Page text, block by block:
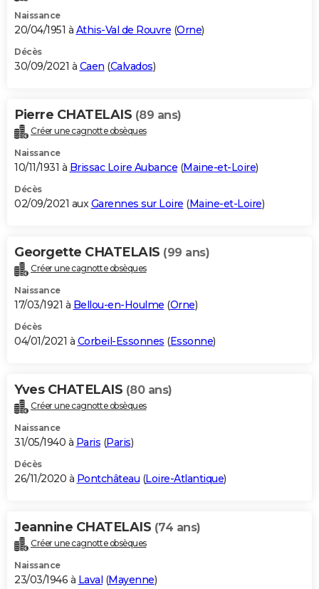
Naissance
20/04/1951 à Athis-Val de Rouvre (Orne)
Décès
30/09/2021 à Caen (Calvados)
Pierre CHATELAIS (89 ans)
Créer une cagnotte obsèques
Naissance
10/11/1931 à Brissac Loire Aubance (Maine-et-Loire)
Décès
02/09/2021 auxGarennes sur Loire (Maine-et-Loire)
Georgette CHATELAIS (99 ans)
Créer une cagnotte obsèques
Naissance
17/03/1921 à Bellou-en-Houlme (Orne)
Décès
04/01/2021 à Corbeil-Essonnes (Essonne)
Yves CHATELAIS (80 ans)
Créer une cagnotte obsèques
Naissance
31/05/1940 à Paris (Paris)
Décès
26/11/2020 à Pontchâteau (Loire-Atlantique)
Jeannine CHATELAIS (74 ans)
Créer une cagnotte obsèques
Naissance
23/03/1946 à Laval (Mayenne)